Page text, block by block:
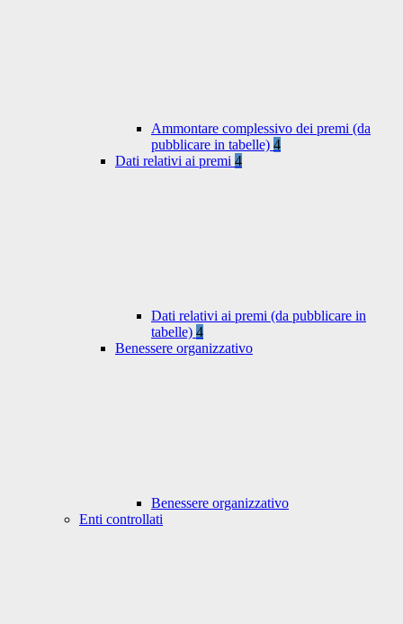
Ammontare complessivo dei premi (da
pubblicare in tabelle) 4
Dati relativi ai premi 4
Dati relativi ai premi (da pubblicare in
tabelle) 4
Benessere organizzativo
Benessere organizzativo
Enti controllati